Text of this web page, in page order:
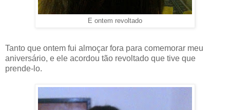
E ontem revoltado
Tanto que ontem fui almoçar fora para comemorar meu
aniversário, e ele acordou tão revoltado que tive que
prende-lo.